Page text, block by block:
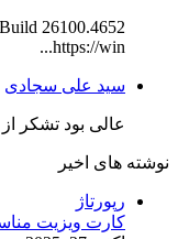
26100.4652
https://win...
سید علی سجادی
عالی بود تشکر
نوشته های اخیر
رپورتاژ
کارت ویزیت